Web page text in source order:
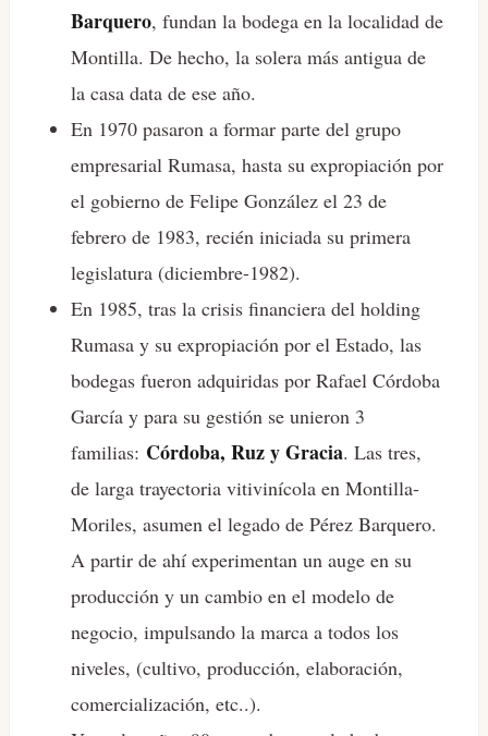
Barquero, fundan la bodega en la localidad de
Montilla. De hecho, la solera más antigua de
la casa data de ese año.
En 1970 pasaron a formar parte del grupo
empresarial Rumasa, hasta su expropiación por
el gobierno de Felipe González el 23 de
febrero de 1983, recién iniciada su primera
legislatura (diciembre-1982).​
En 1985, tras la crisis financiera del holding
Rumasa y su expropiación por el Estado, las
bodegas fueron adquiridas por Rafael Córdoba
García y para su gestión se unieron 3
familias: Córdoba, Ruz y Gracia. Las tres,
de larga trayectoria vitivinícola en Montilla-
Moriles, asumen el legado de Pérez Barquero.
A partir de ahí experimentan un auge en su
producción y un cambio en el modelo de
negocio, impulsando la marca a todos los
niveles, (cultivo, producción, elaboración,
comercialización, etc..).